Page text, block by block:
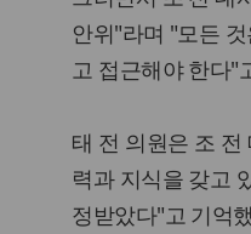
안위"라며 "모든
고 접근해야 한다"
태 전 의원은 조
력과 지식을 갖고
정받았다"고 기억